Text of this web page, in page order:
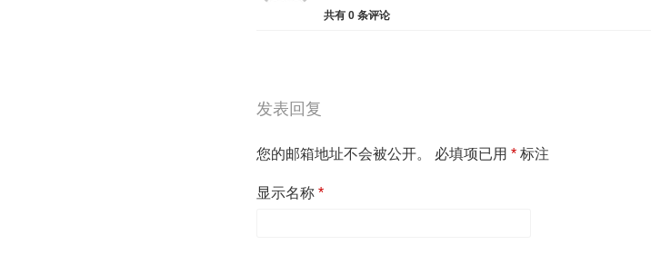
共有 0 条评论
发表回复
您的邮箱地址不会被公开。 必填项已用 * 标注
显示名称 *